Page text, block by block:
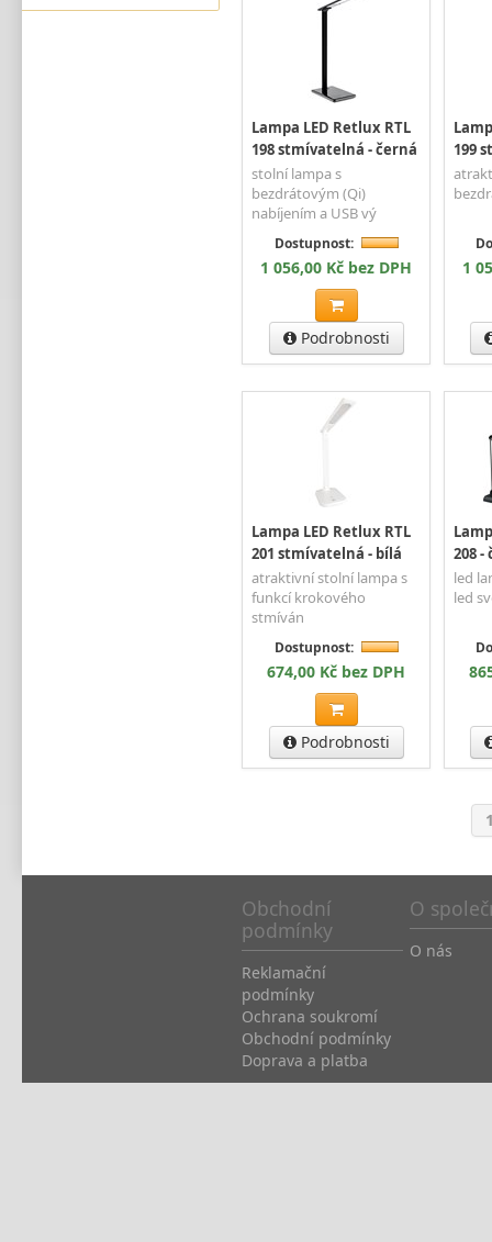
Lampa LED Retlux RTL
198 stmívatelná - černá
stolní lampa s
bezdrátovým (Qi)
nabíjením a USB vý
Dostupnost:
1 056,00 Kč bez DPH
Podrobnosti
199
1
Lampa LED Retlux RTL
201 stmívatelná - bílá
atraktivní stolní lampa s
funkcí krokového
stmíván
Dostupnost:
674,00 Kč bez DPH
Podrobnosti
208 -
led
led
Obchodní
podmínky
Reklamační
podmínky
Ochrana soukromí
Obchodní podmínky
Doprava a platba
O
O nás